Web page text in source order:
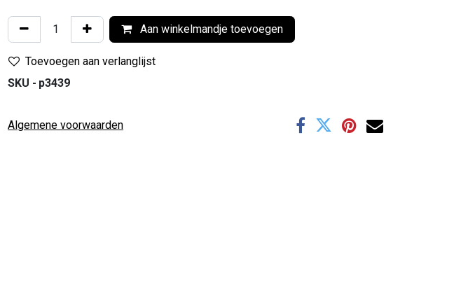
Aan winkelmandje toevoegen
Toevoegen aan verlanglijst
SKU - p3439
Algemene voorwaarden